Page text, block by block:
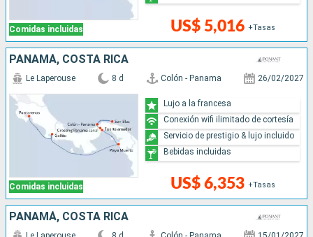
Comidas incluidas US$ 5,016 +Tasas
PANAMÁ, COSTA RICA
Comidas incluidas
Le Laperouse 8 d Colón - Panama 26/02/2027
US$ 6,353 +Tasas
Lujo a la francesa
Conexión wifi ilimitado de cortesía
Servicio de prestigio & lujo incluido
Bebidas incluidas
PANAMÁ, COSTA RICA